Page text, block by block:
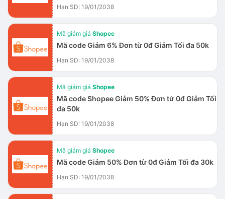
Hạn SD: 19/01/2038
Mã giảm giá Shopee
Mã code Giảm 6% Đơn từ 0đ Giảm Tối đa 50k
Hạn SD: 19/01/2038
Mã giảm giá Shopee
Mã code Shopee Giảm 50% Đơn từ 0đ Giảm Tối
đa 50k
Hạn SD: 19/01/2038
Mã giảm giá Shopee
Mã code Giảm 50% Đơn từ 0đ Giảm Tối đa 30k
Hạn SD: 19/01/2038